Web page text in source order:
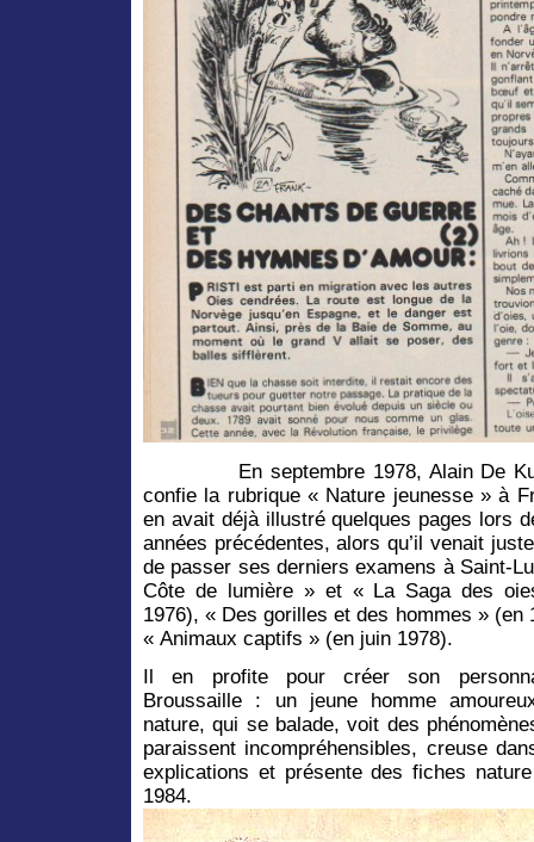
En septembre 1978, Alain De
confie la rubrique « Nature jeunesse » à
en avait déjà illustré quelques pages lors
années précédentes, alors qu’il venait
de passer ses derniers examens à Saint-
Côte de lumière » et « La Saga des
1976), « Des gorilles et des hommes » (en
« Animaux captifs » (en juin 1978).
Il en profite pour créer son
Broussaille : un jeune homme
nature, qui se balade, voit des
paraissent incompréhensibles, creuse
explications et présente des fiches
1984.